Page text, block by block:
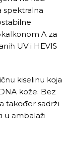
spektralna
A za
UV i HEVIS
kiselinu koja
kože. Bez
također sadrži
u ambalaži